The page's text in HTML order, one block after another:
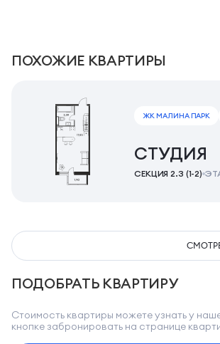
ПОХОЖИЕ КВАРТИРЫ
ЖК МАЛИНА ПАРК
СТУДИЯ
СЕКЦИЯ 2.3 (1-2)
ПОДОБРАТЬ КВАРТИРУ
Стоимость квартиры можете узнать у
кнопке забронировать на странице